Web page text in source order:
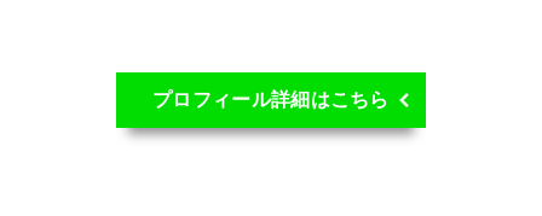
プロフィール詳細はこちら